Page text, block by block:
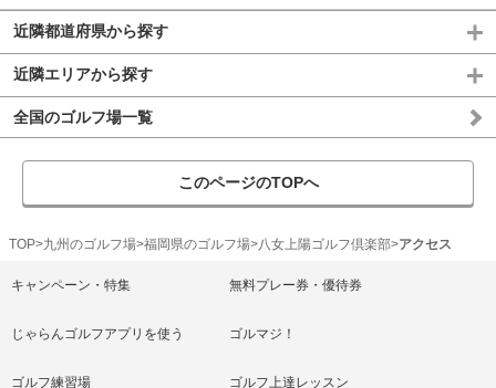
近隣都道府県から探す
近隣エリアから探す
全国のゴルフ場一覧
このページのTOPへ
TOP 九州のゴルフ場 福岡県のゴルフ場 八女上陽ゴルフ倶楽部 アクセス
キャンペーン・特集 無料プレー券・優待券
じゃらんゴルフアプリを使う ゴルマジ！
ゴルフ練習場 ゴルフ上達レッスン